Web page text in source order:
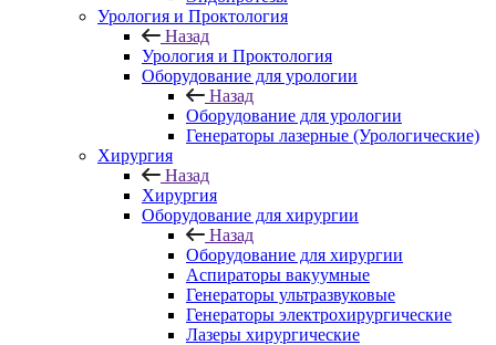
Урология и Проктология
Назад
Урология и Проктология
Оборудование для урологии
Назад
Оборудование для урологии
Генераторы лазерные (Урологические)
Хирургия
Назад
Хирургия
Оборудование для хирургии
Назад
Оборудование для хирургии
Аспираторы вакуумные
Генераторы ультразвуковые
Генераторы электрохирургические
Лазеры хирургические